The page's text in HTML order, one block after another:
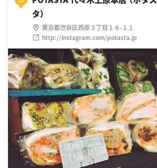
タ）
東京都渋谷区西原３丁目１６-１１
http://instagram.com/potasta.jp